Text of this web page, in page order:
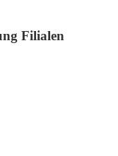
Filialen